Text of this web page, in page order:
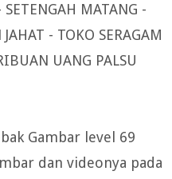
MATANG -
- TOKO SERAGAM
UANG PALSU
Gambar level 69
dan videonya pada